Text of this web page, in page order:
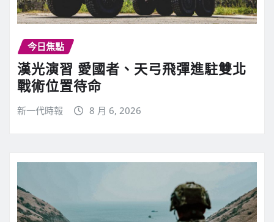
今日焦點
漢光演習 愛國者、天弓飛彈進駐雙北
戰術位置待命
新一代時報 8 月 6, 2026